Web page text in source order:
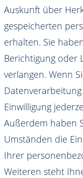
Auskunft über
gespeicherten
erhalten. Sie
Berichtigung oder
verlangen. Wenn
Einwilligung
Außerdem haben
Umständen die
Ihrer
Weiteren steht